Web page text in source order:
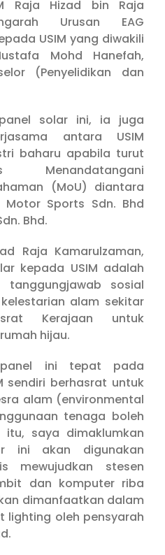
Raja Hizad bin Raja
Urusan EAG
USIM yang diwakili
Mohd Hanefah,
(Penyelidikan dan
solar ini, ia juga
antara USIM
baharu apabila turut
(MoU) diantara
Motor Sports Sdn. Bhd
Bhd.
Raja Kamarulzaman,
kepada USIM adalah
sosial
alam sekitar
Kerajaan untuk
hijau.
panel ini tepat pada
sendiri berhasrat untuk
alam (environmental
tenaga boleh
itu, saya dimaklumkan
ini akan digunakan
mewujudkan stesen
dan komputer riba
dimanfaatkan dalam
lighting oleh pensyarah